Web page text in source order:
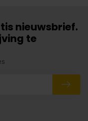
nieuwsbrief.
te